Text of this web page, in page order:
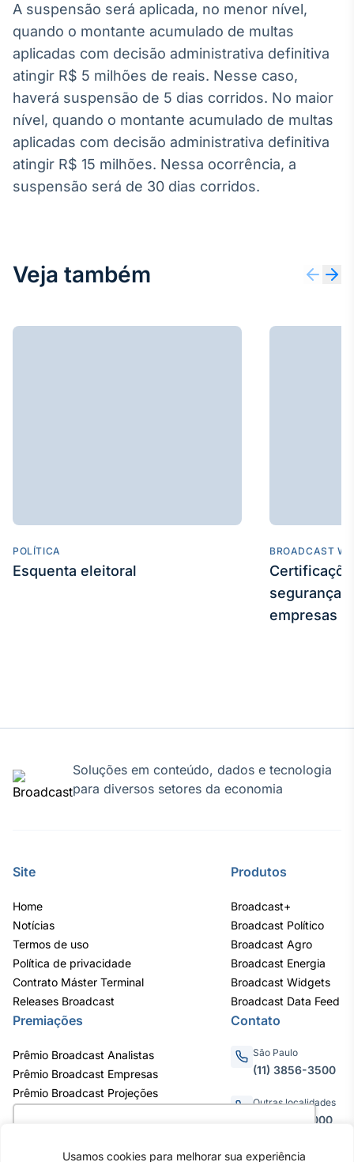
Usamos cookies para melhorar sua experiência
Wallboard
Conteúdos e
dados para
displays e telas
Curadoria
Curadoria de
conteúdos
noticiosos
Soluções de
Investimentos
A suspensão será aplicada, no menor nível,
quando o montante acumulado de multas
aplicadas com decisão administrativa definitiva
atingir R$ 5 milhões de reais. Nesse caso,
haverá suspensão de 5 dias corridos. No maior
nível, quando o montante acumulado de multas
aplicadas com decisão administrativa definitiva
atingir R$ 15 milhões. Nessa ocorrência, a
suspensão será de 30 dias corridos.
Veja também
POLÍTICA
Esquenta eleitoral
BROADCAST
segurança
empresas
Soluções em conteúdo, dados e tecnologia
para diversos setores da economia
Site
Home
Notícias
Termos de uso
Política de privacidade
Contrato Máster Terminal
Releases Broadcast
Produtos
Broadcast+
Broadcast Político
Broadcast Agro
Broadcast Energia
Broadcast Widgets
Broadcast Data Feed
Premiações
Prêmio Broadcast Analistas
Prêmio Broadcast Empresas
Prêmio Broadcast Projeções
Contato
São Paulo
(11) 3856-3500
Outras localidades
0800.011.3000